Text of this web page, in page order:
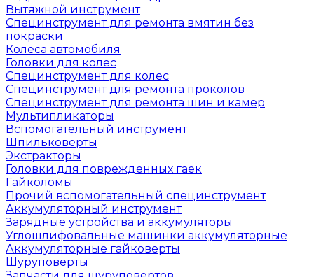
Вытяжной инструмент
Специнструмент для ремонта вмятин без
покраски
Колеса автомобиля
Головки для колес
Специнструмент для колес
Специнструмент для ремонта проколов
Специнструмент для ремонта шин и камер
Мультипликаторы
Вспомогательный инструмент
Шпильковерты
Экстракторы
Головки для поврежденных гаек
Гайколомы
Прочий вспомогательный специнструмент
Аккумуляторный инструмент
Зарядные устройства и аккумуляторы
Углошлифовальные машинки аккумуляторные
Аккумуляторные гайковерты
Шуруповерты